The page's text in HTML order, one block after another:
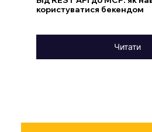
користуватися бекендом
Читати